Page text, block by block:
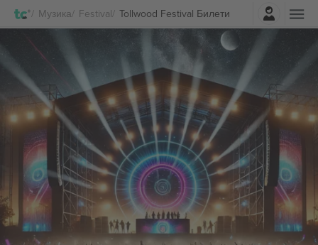
Музика Festival Tollwood Festival Билети
Најави се